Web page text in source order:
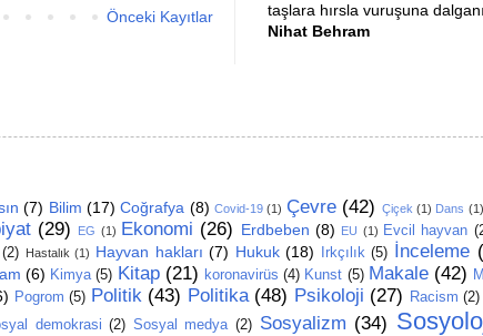
Önceki Kayıtlar
taşlara hırsla vuruşuna
Nihat Behram
(7) Bilim (17) Coğrafya (8) Covid-19 (1) Çevre (42) Çiçek (1) Dans (1)
(29) EG (1) Ekonomi (26) Erdbeben (8) EU (1) Evcil hayvan
(2) Hastalık (1) Hayvan hakları (7) Hukuk (18) Irkçılık (5) İnceleme
(6) Kimya (5) Kitap (21) koronavirüs (4) Kunst (5) Makale (42)
Pogrom (5) Politik (43) Politika (48) Psikoloji (27) Racism (2)
demokrasi (2) Sosyal medya (2) Sosyalizm (34)